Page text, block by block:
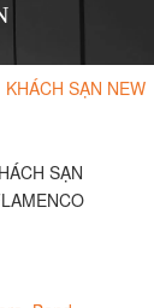
SẠN NEW
SẠN